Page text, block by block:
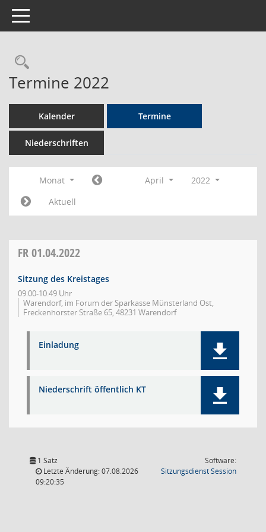
Toggle navigation
Rechercheauswahl
Termine 2022
Kalender Termine
Niederschriften
Monat April
2022
Aktuell
FR01.04.2022
Sitzung des Kreistages
09:00-10:49 Uhr
Warendorf, im Forum der Sparkasse Münsterland Ost,
Freckenhorster Straße 65, 48231 Warendorf
Einladung
Niederschrift öffentlich KT
1 Satz
Letzte Änderung: 07.08.2026
09:20:35
Software:
SitzungsdienstSession(Wird in